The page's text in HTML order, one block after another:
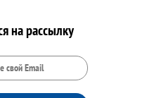
на рассылку